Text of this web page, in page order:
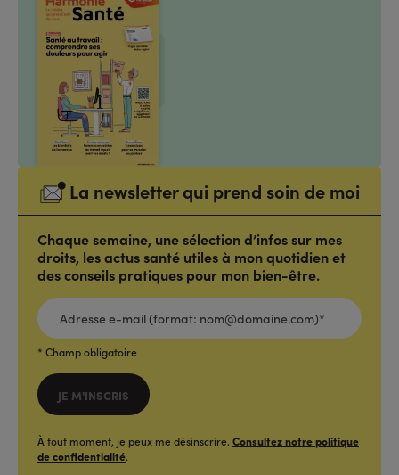
La newsletter qui prend soin de moi
Chaque semaine, une sélection d’infos sur mes
droits, les actus santé utiles à mon quotidien et
des conseils pratiques pour mon bien-être.
ADRESSE
E-
MAIL
(FORMAT:
NOM@DOMAINE.COM)*
* Champ obligatoire
JE M'INSCRIS
À tout moment, je peux me désinscrire. Consultez notre politique
de confidentialité.